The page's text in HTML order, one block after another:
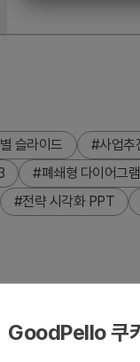
슬라이드 #사업추
#폐쇄형 다이어그
#전략 시각화 PPT
시각적으로 표현하는
회색 육각형과 우측
GoodPello 쿠